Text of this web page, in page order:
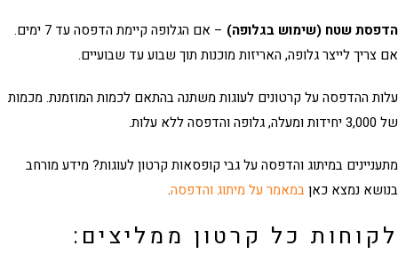
שטח (שימוש בגלופה)
– אם הגלופה קיימת הדפסה עד 7 ימים.
לייצר גלופה, האריזות מוכנות תוך שבוע עד שבועיים.
ההדפסה על קרטונים לעוגות משתנה בהתאם לכמות המוזמנת.מכמות
ללא עלות.
במיתוג והדפסה על גביקופסאות קרטון לעוגות? מידע מורחב
נמצא כאןבמאמר על מיתוג והדפסה.
כל קרטון ממליצים: